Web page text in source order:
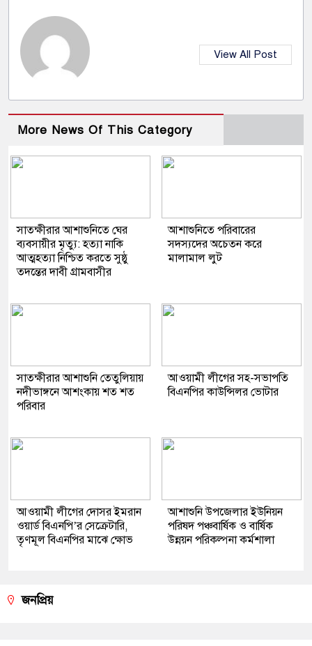
View All Post
More News Of This Category
সাতক্ষীরার আশাশুনিতে ঘের
ব্যবসায়ীর মৃত্যু: হত্যা নাকি
আত্মহত্যা নিশ্চিত করতে সুষ্ঠু
তদন্তের দাবী গ্রামবাসীর
আশাশুনিতে পরিবারের
সদস্যদের অচেতন করে
মালামাল লুট
সাতক্ষীরার আশাশুনি তেতুলিয়ায়
নদীভাঙ্গনে আশংকায় শত শত
পরিবার
আওয়ামী লীগের সহ-সভাপতি
বিএনপির কাউন্সিলর ভোটার
আওয়ামী লীগের দোসর ইমরান
ওয়ার্ড বিএনপি’র সেক্রেটারি,
তৃণমূল বিএনপির মাঝে ক্ষোভ
আশাশুনি উপজেলার ইউনিয়ন
পরিষদ পঞ্চবার্ষিক ও বার্ষিক
উন্নয়ন পরিকল্পনা কর্মশালা
জনপ্রিয়